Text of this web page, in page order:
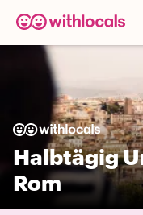
Halbtägig
Rom